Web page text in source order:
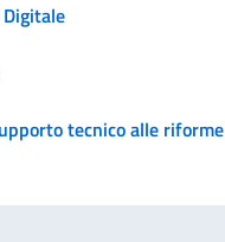
tecnico alle riforme